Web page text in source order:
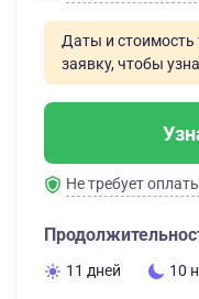
Даты и стоимость
заявку, чтобы
Не требует
11 дней 10